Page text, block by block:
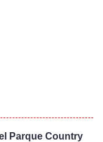
Parque Country